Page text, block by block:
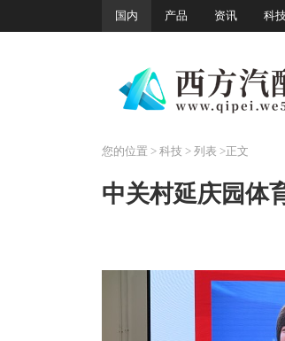
国内 产品 资讯 科
您的位置 > 科技 > 列表 >正文
中关村延庆园体